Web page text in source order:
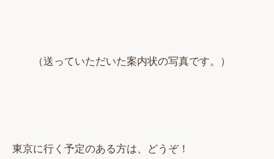
（送っていただいた案内状の写真です。）
東京に行く予定のある方は、どうぞ！